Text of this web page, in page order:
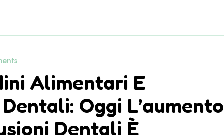
Alimentari E
Oggi L’aumento
Dentali È